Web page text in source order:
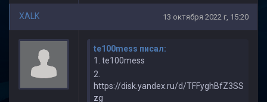
XALK 13 октября 2022 г, 15:20
te100mess писал:
1. te100mess
2.
https://disk.yandex.ru/d/TFFyghBfZ3SS
zg